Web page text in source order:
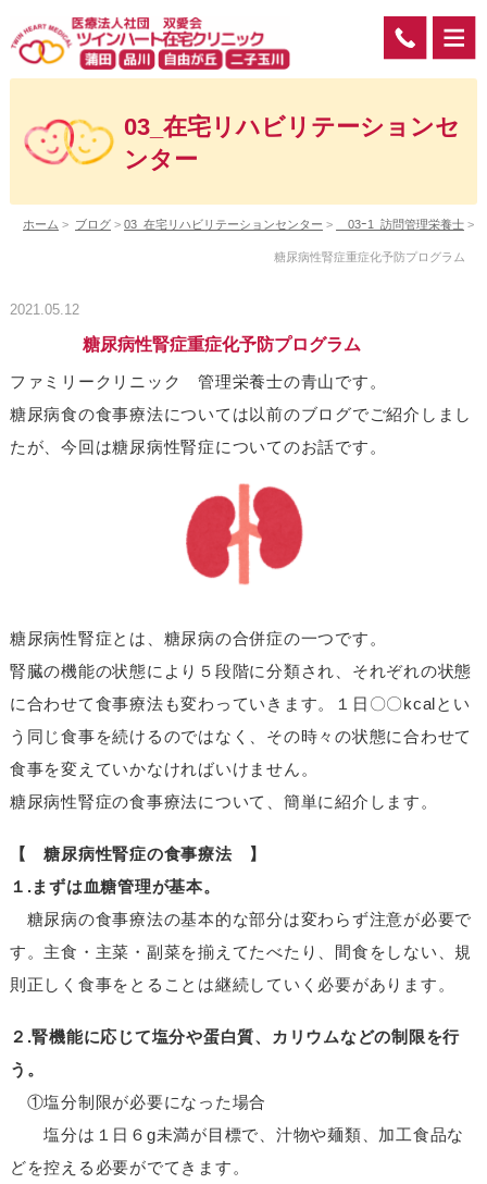
03_在宅リハビリテーションセ
ンター
ホーム > ブログ >03_在宅リハビリテーションセンター > 03ｰ1_訪問管理栄養士 >
糖尿病性腎症重症化予防プログラム
2021.05.12
糖尿病性腎症重症化予防プログラム
ファミリークリニック 管理栄養士の青山です。
糖尿病食の食事療法については以前のブログでご紹介しまし
たが、今回は糖尿病性腎症についてのお話です。
糖尿病性腎症とは、糖尿病の合併症の一つです。
腎臓の機能の状態により５段階に分類され、それぞれの状態
に合わせて食事療法も変わっていきます。１日〇〇kcalとい
う同じ食事を続けるのではなく、その時々の状態に合わせて
食事を変えていかなければいけません。
糖尿病性腎症の食事療法について、簡単に紹介します。
【 糖尿病性腎症の食事療法 】
１.まずは血糖管理が基本。
糖尿病の食事療法の基本的な部分は変わらず注意が必要で
す。主食・主菜・副菜を揃えてたべたり、間食をしない、規
則正しく食事をとることは継続していく必要があります。
２.腎機能に応じて塩分や蛋白質、カリウムなどの制限を行
う。
①塩分制限が必要になった場合
塩分は１日６g未満が目標で、汁物や麺類、加工食品な
どを控える必要がでてきます。